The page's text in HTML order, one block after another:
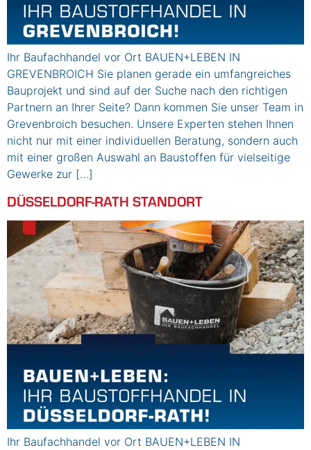
Ihr Baufachhandel vor Ort BAUEN+LEBEN IN
GREVENBROICH Sie planen gerade ein umfangreiches
Bauprojekt und sind auf der Suche nach den richtigen
Partnern an Ihrer Seite? Dann kommen Sie unser Team in
Grevenbroich besuchen. Unsere Experten stehen Ihnen
nicht nur mit einer individuellen Beratung, sondern auch
mit einer großen Auswahl an Baustoffen für vielseitige
Gewerke zur […]
DÜSSELDORF-RATH STANDORT
Ihr Baufachhandel vor Ort BAUEN+LEBEN IN